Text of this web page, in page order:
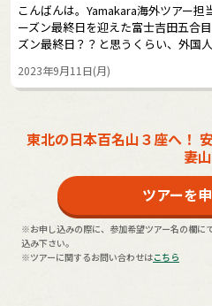
こんばんは。Yamakara海外ツアー
ーズン最終日を迎えた富士吉田五合
ズン最終日？？と思うくらい、外国
2023年9月11日(月)
東北の日本百名山３座へ！
妻山
ツアーを
※お申し込みの際に、参加希望ツアー名の欄に
込み下さい。
※ツアーに関するお問い合わせはこちら